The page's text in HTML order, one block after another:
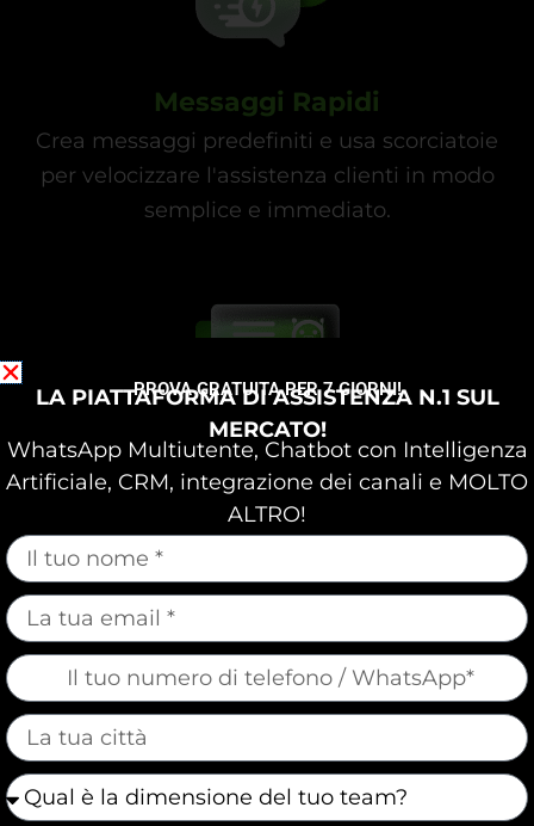
Messaggi Rapidi
Crea messaggi predefiniti e usa scorciatoie
per velocizzare l'assistenza clienti in modo
semplice e immediato.
Chatbots
Progetta chatbot per automatizzare e
snellire il servizio clienti, trasferendo la
conversazione al team quando necessario.
Programmazione
PROVA GRATUITA PER 7 GIORNI!
LA PIATTAFORMA DI ASSISTENZA N.1 SUL
MERCATO!
WhatsApp Multiutente, Chatbot con Intelligenza
Artificiale, CRM, integrazione dei canali e MOLTO
ALTRO!
mauticform[nome]
mauticform[email]
mauticform[telefone]
mauticform[cidade]
mauticform[equipe]